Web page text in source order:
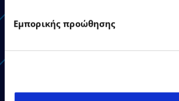
Εμπορικής προώθησης